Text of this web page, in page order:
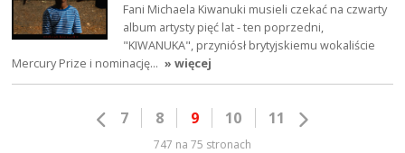
Fani Michaela Kiwanuki musieli czekać na czwarty
album artysty pięć lat - ten poprzedni,
"KIWANUKA", przyniósł brytyjskiemu wokaliście
Mercury Prize i nominację… » więcej
7 8 9 10 11
747 na 75 stronach